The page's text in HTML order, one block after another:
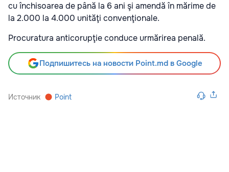
cuînchisoarea de până la 6 ani şi amendă în mărime de
la 2.000 la 4.000 unităţi convenţionale.
Procuratura anticorupţie conduce urmărirea penală.
Подпишитесь на новости Point.md в Google
Источник Point